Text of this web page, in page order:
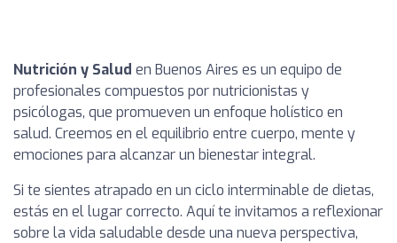
Nutrición y Salud en Buenos Aires es un equipo de
profesionales compuestos por nutricionistas y
psicólogas, que promueven un enfoque holístico en
salud. Creemos en el equilibrio entre cuerpo, mente y
emociones para alcanzar un bienestar integral.
Si te sientes atrapado en un ciclo interminable de dietas,
estás en el lugar correcto. Aquí te invitamos a reflexionar
sobre la vida saludable desde una nueva perspectiva,